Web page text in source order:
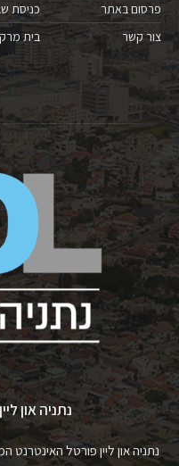
פרסום באתר
צור קשר
כניסת
בית
נתניה און
נתניה און ליין פורטל